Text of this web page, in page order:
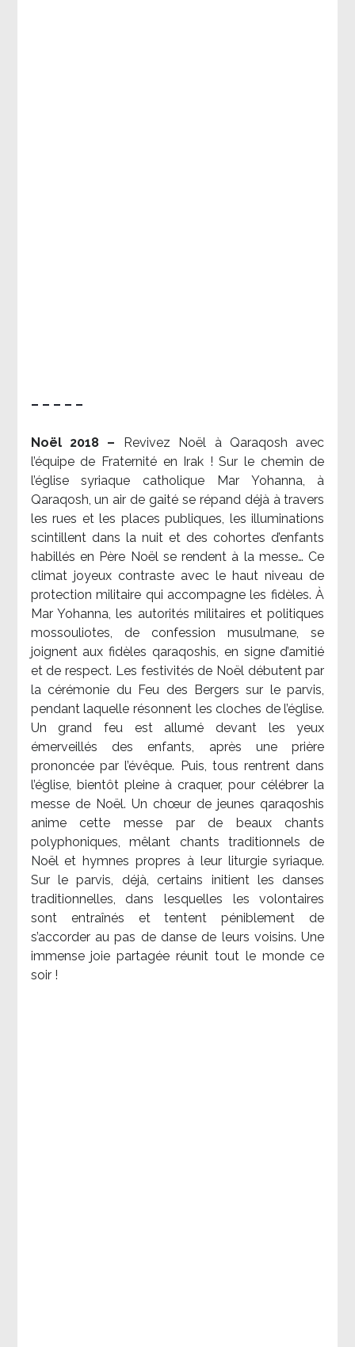
– – – – –
Noël 2018 – Revivez Noël à Qaraqosh avec
l’équipe de Fraternité en Irak ! Sur le chemin de
l’église syriaque catholique Mar Yohanna, à
Qaraqosh, un air de gaité se répand déjà à travers
les rues et les places publiques, les illuminations
scintillent dans la nuit et des cohortes d’enfants
habillés en Père Noël se rendent à la messe… Ce
climat joyeux contraste avec le haut niveau de
protection militaire qui accompagne les fidèles. À
Mar Yohanna, les autorités militaires et politiques
mossouliotes, de confession musulmane, se
joignent aux fidèles qaraqoshis, en signe d’amitié
et de respect. Les festivités de Noël débutent par
la cérémonie du Feu des Bergers sur le parvis,
pendant laquelle résonnent les cloches de l’église.
Un grand feu est allumé devant les yeux
émerveillés des enfants, après une prière
prononcée par l’évêque. Puis, tous rentrent dans
l’église, bientôt pleine à craquer, pour célébrer la
messe de Noël. Un chœur de jeunes qaraqoshis
anime cette messe par de beaux chants
polyphoniques, mêlant chants traditionnels de
Noël et hymnes propres à leur liturgie syriaque.
Sur le parvis, déjà, certains initient les danses
traditionnelles, dans lesquelles les volontaires
sont entraînés et tentent péniblement de
s’accorder au pas de danse de leurs voisins. Une
immense joie partagée réunit tout le monde ce
soir !